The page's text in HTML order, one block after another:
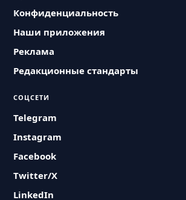
Конфиденциальность
Наши приложения
Реклама
Редакционные стандарты
СОЦСЕТИ
Telegram
Instagram
Facebook
Twitter/X
LinkedIn